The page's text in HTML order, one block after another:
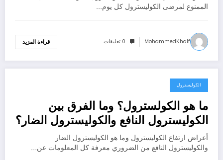
الممنوع لمرضى الكوليسترول كل يوم…
MohammedKhalf 0 تعليقات قراءة المزيد
سبتمبر 15, 2020
الكوليسترول
ما هو الكولسترول؟ وما الفرق بين
الكوليسترول النافع والكوليسترول الضار؟
أعراض ارتفاع الكوليسترول وما هو الكوليسترول الضار
والكوليسترول النافع من الضروري معرفة كل المعلومات عن…